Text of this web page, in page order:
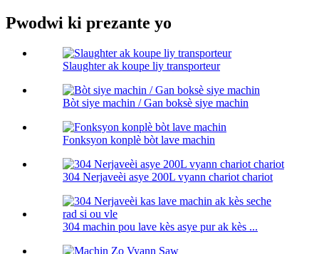
Pwodwi ki prezante yo
Slaughter ak koupe liy transporteur
Bòt siye machin / Gan boksè siye machin
Fonksyon konplè bòt lave machin
304 Nerjaveèi asye 200L vyann chariot chariot
304 machin pou lave kès asye pur ak kès ...